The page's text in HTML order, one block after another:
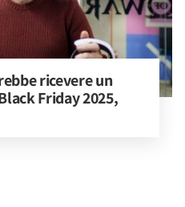
ricevere un
Friday 2025,